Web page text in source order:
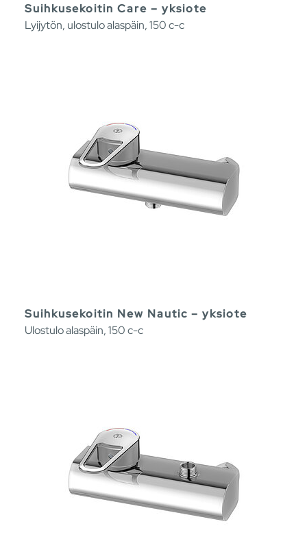
Suihkusekoitin Care – yksiote
Lyijytön, ulostulo alaspäin, 150 c-c
Suihkusekoitin New Nautic – yksiote
Ulostulo alaspäin, 150 c-c